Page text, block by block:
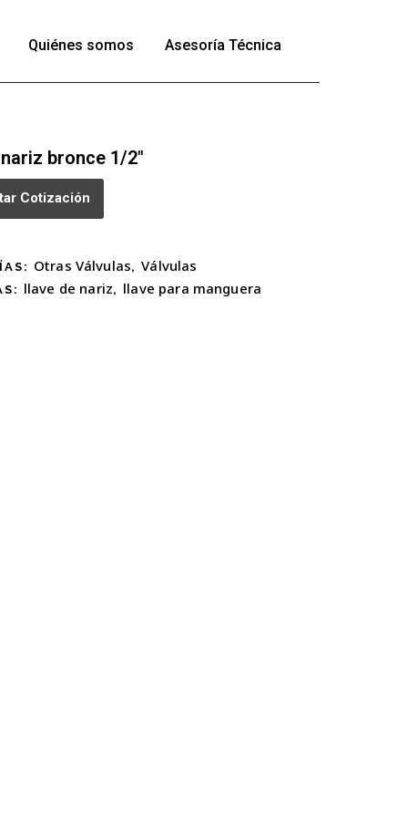
Quiénes somos Asesoría Técnica
bronce 1/2″
Cotización
Otras Válvulas,Válvulas
llave de nariz, llave para manguera